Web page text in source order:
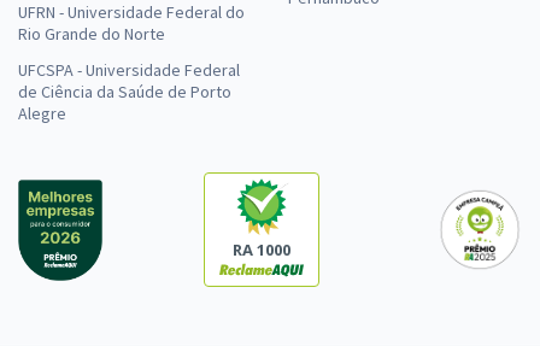
UFRN - Universidade Federal do
Rio Grande do Norte
UFCSPA - Universidade Federal
de Ciência da Saúde de Porto
Alegre
RA 1000